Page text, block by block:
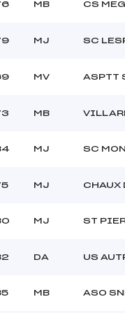
MB CS
MJ SC
MV ASPTT
MB
MJ SC
MJ CHAUX
MJ ST
DA US
MB ASO